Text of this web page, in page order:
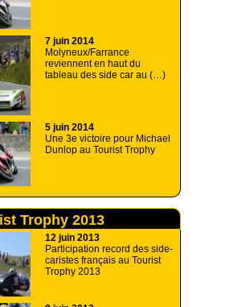
7 juin 2014
Molyneux/Farrance
reviennent en haut du
tableau des side car au (…)
5 juin 2014
Une 3e victoire pour Michael
Dunlop au Tourist Trophy
Trophy 2013
12 juin 2013
Participation record des side-
caristes français au Tourist
Trophy 2013